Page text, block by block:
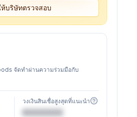
บริษัทตรวจสอบ
จัดทำผ่านความร่วมมือกับ
วงเงินสินเชื่อสูงสุดที่แนะนำ